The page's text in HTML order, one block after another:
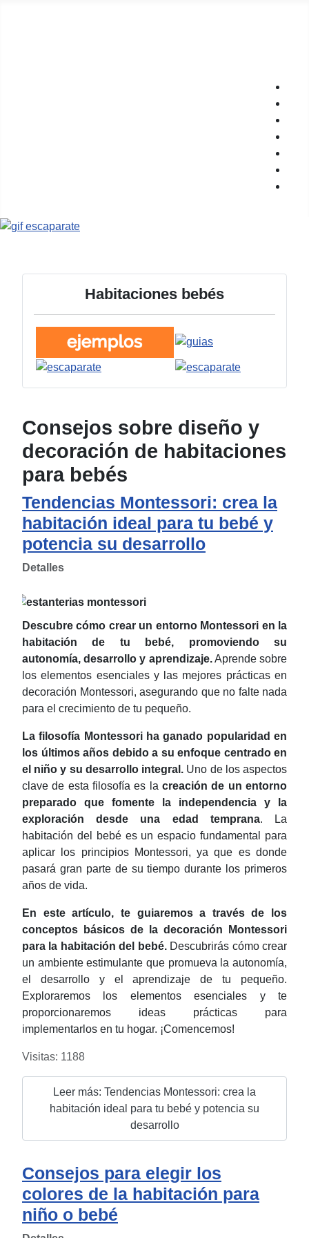
Habitaciones bebés
Consejos sobre diseño y
decoración de habitaciones
para bebés
Tendencias Montessori: crea la
habitación ideal para tu bebé y
potencia su desarrollo
Detalles
Descubre cómo crear un entorno Montessori en la
habitación de tu bebé, promoviendo su
autonomía, desarrollo y aprendizaje.Aprende sobre
los elementos esenciales y las mejores prácticas en
decoración Montessori, asegurando que no falte nada
para el crecimiento de tu pequeño.
La filosofía Montessori ha ganado popularidad en
los últimos años debido a su enfoque centrado en
el niño y su desarrollo integral. Uno de los aspectos
clave de esta filosofía es la creación de un entorno
preparado que fomente la independencia y la
exploración desde una edad temprana. La
habitación del bebé es un espacio fundamental para
aplicar los principios Montessori, ya que es donde
pasará gran parte de su tiempo durante los primeros
años de vida.
En este artículo, te guiaremos a través de los
conceptos básicos de la decoración Montessori
para la habitación del bebé.Descubrirás cómo crear
un ambiente estimulante que promueva la autonomía,
el desarrollo y el aprendizaje de tu pequeño.
Exploraremos los elementos esenciales y te
proporcionaremos ideas prácticas para
implementarlos en tu hogar. ¡Comencemos!
Visitas: 1188
Leer más: Tendencias Montessori: crea la
habitación ideal para tu bebé y potencia su
desarrollo
Consejos para elegir los
colores de la habitación para
niño o bebé